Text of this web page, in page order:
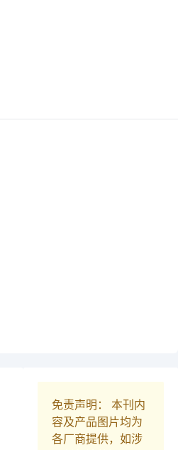
免责声明： 本刊内
容及产品图片均为
各厂商提供，如涉